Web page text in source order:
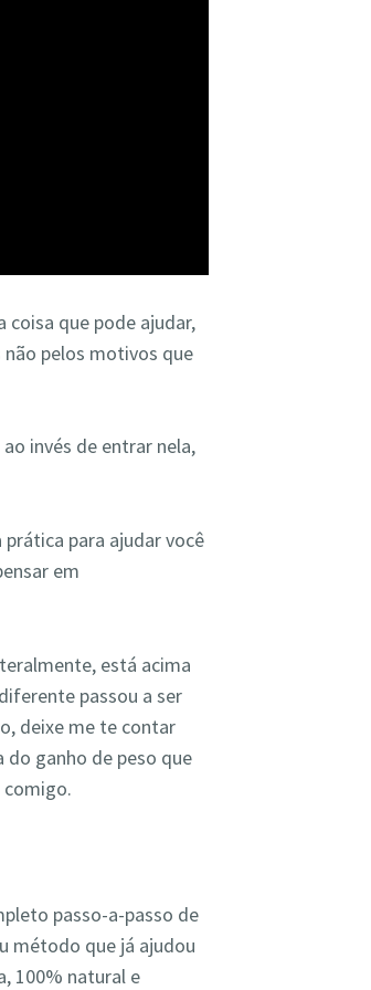
coisa que pode ajudar,
pelos motivos que
invés de entrar nela,
para ajudar você
em
está acima
passou a ser
deixe me te contar
ganho de peso que
comigo.
passo-a-passo de
método que já ajudou
100% natural e